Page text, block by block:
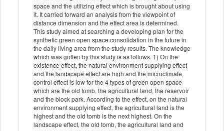
space and the utilizing effect which is brought about using
it. It carried forward an analysis from the viewpoint of
distance dimension and the effect area is determined.
This study aimed at searching a developing plan for the
synthetic green open space consolidation in the future in
the daily living area from the study results. The knowledge
which was gotten by this study is as follows. 1) On the
existence effect, the natural environment supplying effect
and the landscape effect are high and the microclimate
control effect is low for the 4 types of green open space
which are the old tomb, the agricultural land, the reservoir
and the block park. According to the effect, on the natural
environment supplying effect, the agricultural land is the
highest and the old tomb is the next highest. On the
landscape effect, the old tomb, the agricultural land and